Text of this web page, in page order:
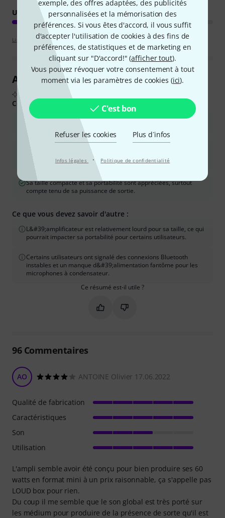
exemple, des offres adaptées, des publicités
personnalisées et la mémorisation des
préférences. Si vous êtes d'accord, il vous suffit
d'accepter l'utilisation de cookies à des fins de
préférences, de statistiques et de marketing en
cliquant sur "D'accord!" (afficher tout).
Vous pouvez révoquer votre consentement à tout
moment via les paramètres de cookies (ici).
C'est bon
Refuser les cookies Plus d´infos
Infos légales · Politique de confidentialité
UTILISATION
Lignes directrices d'évaluation
Aperçu des avis clients
D'après les avis d'acheteurs réels, résumés par l'IA
Ce que les acheteurs ont aimé :
La qualité sonore est claire, naturelle et équilibrée, reproduisant
fidèlement le caractère de l&#39;instrument.
Il offre une grande polyvalence pour divers instruments et voix,
et fonctionne bien dans différents contextes, du domicile aux
grandes salles de spectacle.
Sa taille compacte et sa portabilité sont appréciées, surtout
compte tenu de sa puissance de sortie.
Ce que vous devez savoir d'autre :
L&#39;amplificateur est relativement lourd pour sa taille, ce qui
pourrait impacter sa portabilité pour certains utilisateurs.
Certains utilisateurs ont signalé des connexions Bluetooth
instables et un manque d&#39;alimentation fantôme pour les
microphones à condensateur.
Ce résumé est-il utile ?
Marquer ce résumé comme utile
Marquer ce résumé comme
96Commentaires
AO ANTOINE Olivier 17.06.2022
L'ampli semble avoir été conçu pour bien produire ses 60
watts en format mini à un prix raisonnable, ça s'appelle pas
LOUD box pour rien.
Du coup il me semble que le son global est très porté sur
les médium pour produire de la présence de sorte qu'il est
Qualité de fabrication
Caractéristiques
Son
Utilisation